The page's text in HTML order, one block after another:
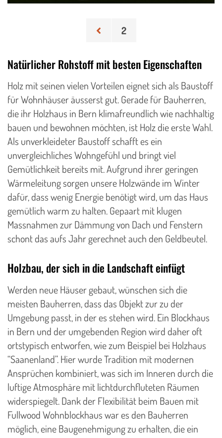
Seitennummerierung der Beiträge
2
Natürlicher Rohstoff mit besten Eigenschaften
Holz mit seinen vielen Vorteilen eignet sich als Baustoff
für Wohnhäuser äusserst gut. Gerade für Bauherren,
die ihr Holzhaus in Bern klimafreundlich wie nachhaltig
bauen und bewohnen möchten, ist Holz die erste Wahl.
Als unverkleideter Baustoff schafft es ein
unvergleichliches Wohngefühl und bringt viel
Gemütlichkeit bereits mit. Aufgrund ihrer geringen
Wärmeleitung sorgen unsere Holzwände im Winter
dafür, dass wenig Energie benötigt wird, um das Haus
gemütlich warm zu halten. Gepaart mit klugen
Massnahmen zur Dämmung von Dach und Fenstern
schont das aufs Jahr gerechnet auch den Geldbeutel.
Holzbau, der sich in die Landschaft einfügt
Werden neue Häuser gebaut, wünschen sich die
meisten Bauherren, dass das Objekt zur zu der
Umgebung passt, in der es stehen wird. Ein Blockhaus
in Bern und der umgebenden Region wird daher oft
ortstypisch entworfen, wie zum Beispiel bei Holzhaus
“Saanenland”. Hier wurde Tradition mit modernen
Ansprüchen kombiniert, was sich im Inneren durch die
luftige Atmosphäre mit lichtdurchfluteten Räumen
widerspiegelt. Dank der Flexibilität beim Bauen mit
Fullwood Wohnblockhaus war es den Bauherren
möglich, eine Baugenehmigung zu erhalten, die ein